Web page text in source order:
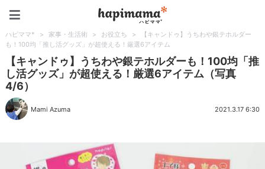
ハピママ* > 家事・生活術 > お役立ち >
【キャンドゥ】うちわや銀テホルダー
も！100均「推し活グッズ」が超使える！厳選6アイテム
【キャンドゥ】うちわや銀テホルダーも！100均「推
し活グッズ」が超使える！厳選6アイテム（写真
4/6）
Mami Azuma 2021.3.17 6:30